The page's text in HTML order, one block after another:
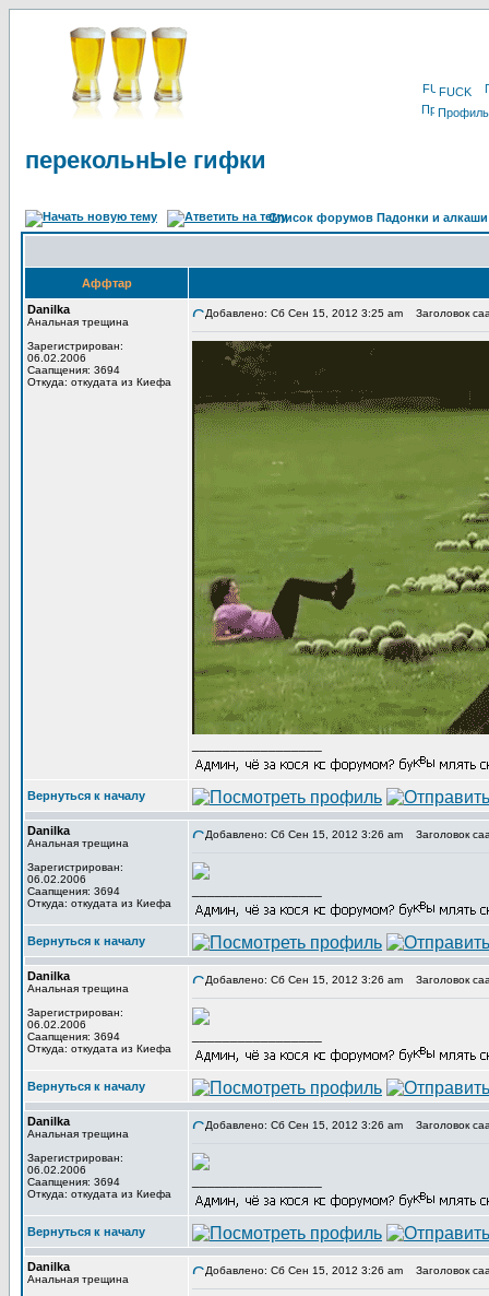
FUCK
Профиль
перекольнЫе гифки
Список форумов Падонки и алкаши
Аффтар
Danilka
Анальная трещина
Зарегистрирован:
06.02.2006
Саапщения: 3694
Откуда: откудата из Киефа
Добавлено: Сб Сен 15, 2012 3:25 am Заголовок
Вернуться к началу
Danilka
Анальная трещина
Зарегистрирован:
06.02.2006
Саапщения: 3694
Откуда: откудата из Киефа
Добавлено: Сб Сен 15, 2012 3:26 am Заголовок
Вернуться к началу
Danilka
Анальная трещина
Зарегистрирован:
06.02.2006
Саапщения: 3694
Откуда: откудата из Киефа
Добавлено: Сб Сен 15, 2012 3:26 am Заголовок
Вернуться к началу
Danilka
Анальная трещина
Зарегистрирован:
06.02.2006
Саапщения: 3694
Откуда: откудата из Киефа
Добавлено: Сб Сен 15, 2012 3:26 am Заголовок
Вернуться к началу
Danilka
Анальная трещина
Добавлено: Сб Сен 15, 2012 3:26 am Заголовок